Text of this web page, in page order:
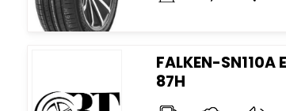
FALKEN-SN110A
87H